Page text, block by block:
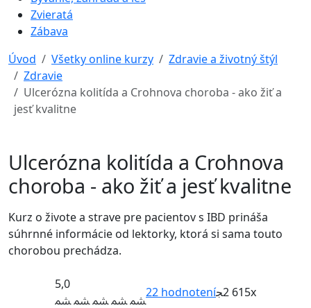
Zvieratá
Zábava
Úvod
Všetky online kurzy
Zdravie a životný štýl
Zdravie
Ulcerózna kolitída a Crohnova choroba - ako žiť a
jesť kvalitne
Ulcerózna kolitída a Crohnova
choroba - ako žiť a jesť kvalitne
Kurz o živote a strave pre pacientov s IBD prináša
súhrnné informácie od lektorky, ktorá si sama touto
chorobou prechádza.
5,0
22 hodnotení 2 615x